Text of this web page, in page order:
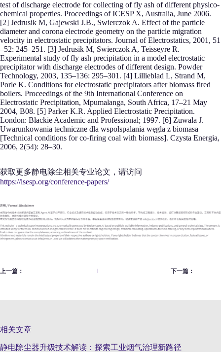
test of discharge electrode for collecting of fly ash of different physico-
chemical properties. Proceedings of ICESP X, Australia, June 2006.
[2] Jedrusik M, Gajewski J.B., Swierczok A. Effect of the particle
diameter and corona electrode geometry on the particle migration
velocity in electrostatic precipitators. Journal of Electrostatics, 2001, 51
–52: 245–251. [3] Jedrusik M, Swierczok A, Teisseyre R.
Experimental study of fly ash precipitation in a model electrostatic
precipitator with discharge electrodes of different design. Powder
Technology, 2003, 135–136: 295–301. [4] Lillieblad L, Strand M,
Porle K. Conditions for electrostatic precipitators after biomass fired
boilers. Proceedings of the 9th International Conference on
Electrostatic Precipitation, Mpumalanga, South Africa, 17–21 May
2004, B08. [5] Parker K.R. Applied Electrostatic Precipitation.
London: Blackie Academic and Professional; 1997. [6] Zuwala J.
Uwarunkowania techniczne dla wspolspalania węgla z biomasa
[Technical conditions for co-firing coal with biomass]. Czysta Energia,
2006, 2(54): 28–30.
获取更多静电除尘相关专业论文，请访问
https://isesp.org/conference-papers/
上一篇： 下一篇：
相关文章
静电除尘器升级技术解读：探索工业烟气治理新路径